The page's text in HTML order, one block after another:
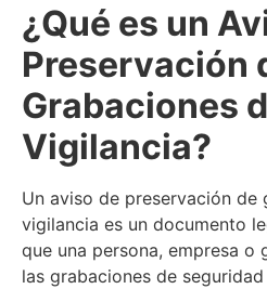
¿Qué es un
Preservación
Grabaciones
Vigilancia?
Un aviso de preservación de
vigilancia es un documento
que una persona, empresa o
las grabaciones de